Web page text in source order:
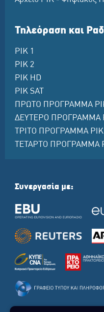
Τηλεόραση και
ΡΙΚ 1
ΡΙΚ 2
ΡΙΚ HD
ΡΙΚ SAT
ΠΡΩΤΟ ΠΡΟΓΡΑΜΜΑ
ΔΕΥΤΕΡΟ ΠΡΟΓΡΑΜΜΑ
ΤΡΙΤΟ ΠΡΟΓΡΑΜΜΑ ΡΙΚ
ΤΕΤΑΡΤΟ ΠΡΟΓΡΑΜΜΑ
Συνεργασία με: